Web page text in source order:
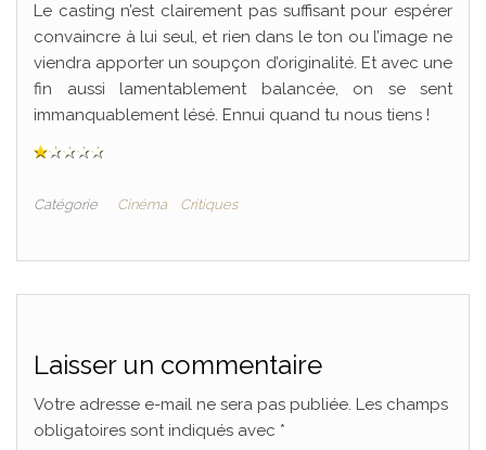
Le casting n’est clairement pas suffisant pour espérer
convaincre à lui seul, et rien dans le ton ou l’image ne
viendra apporter un soupçon d’originalité. Et avec une
fin aussi lamentablement balancée, on se sent
immanquablement lésé. Ennui quand tu nous tiens !
Catégorie Cinéma Critiques
Laisser un commentaire
Votre adresse e-mail ne sera pas publiée. Les champs
obligatoires sont indiqués avec *